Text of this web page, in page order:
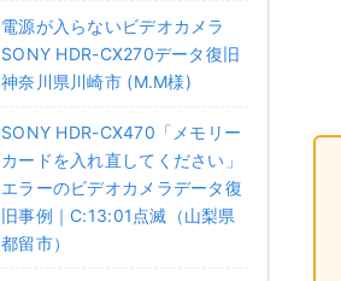
電源が入らないビデオカメラ
SONY HDR-CX270データ復旧
神奈川県川崎市 (M.M様)
SONY HDR-CX470「メモリー
カードを入れ直してください」
エラーのビデオカメラデータ復
旧事例｜C:13:01点滅（山梨県
都留市）